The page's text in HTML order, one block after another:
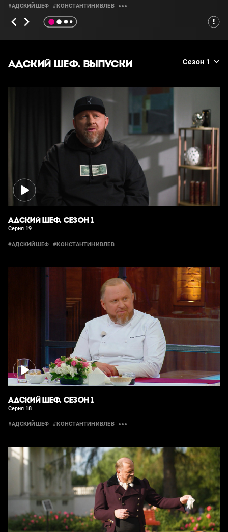
#АДСКИЙШЕФ #КОНСТАНТИНИВЛЕВ
АДСКИЙ ШЕФ. ВЫПУСКИ Сезон 1
АДСКИЙ ШЕФ. СЕЗОН 1
Серия 19
#АДСКИЙШЕФ #КОНСТАНТИНИВЛЕВ
АДСКИЙ ШЕФ. СЕЗОН 1
Серия 18
#АДСКИЙШЕФ #КОНСТАНТИНИВЛЕВ